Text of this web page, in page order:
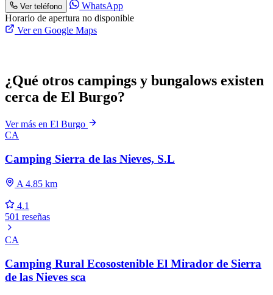
Ver teléfono
WhatsApp
Horario de apertura no disponible
Ver en Google Maps
¿Qué otros campings y bungalows existen
cerca de El Burgo?
Ver más en El Burgo
CA
Camping Sierra de las Nieves, S.L
A 4.85 km
4.1
501 reseñas
CA
Camping Rural Ecosostenible El Mirador de Sierra
de las Nieves sca